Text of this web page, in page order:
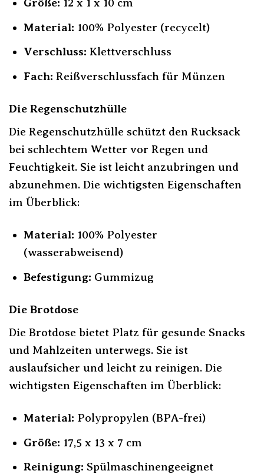
Größe: 12 x 1 x 10 cm
Material: 100% Polyester (recycelt)
Verschluss: Klettverschluss
Fach: Reißverschlussfach für Münzen
Die Regenschutzhülle
Die Regenschutzhülle schützt den Rucksack
bei schlechtem Wetter vor Regen und
Feuchtigkeit. Sie ist leicht anzubringen und
abzunehmen. Die wichtigsten Eigenschaften
im Überblick:
Material: 100% Polyester
(wasserabweisend)
Befestigung: Gummizug
Die Brotdose
Die Brotdose bietet Platz für gesunde Snacks
und Mahlzeiten unterwegs. Sie ist
auslaufsicher und leicht zu reinigen. Die
wichtigsten Eigenschaften im Überblick:
Material: Polypropylen (BPA-frei)
Größe: 17,5 x 13 x 7 cm
Reinigung: Spülmaschinengeeignet